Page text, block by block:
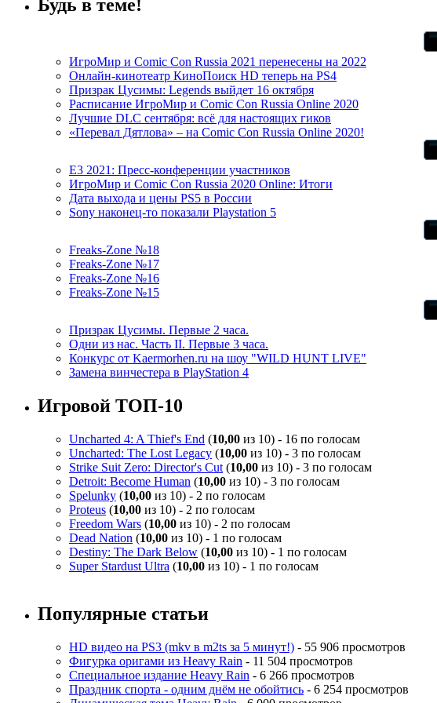
Будь в теме!
ИгроМир и Comic Con Russia 2021 перенесены на 2022
Онлайн-кинотеатр КиноПоиск HD теперь на PS4
Призрак Цусимы: Legends выйдет 16 октября
Расписание ИгроМир и Comic Con Russia Online 2020
Лучшие DLC сентября: всё для настоящих гиков
«Перевал Дятлова» – на Comic Con Russia Online 2020!
E3 2021: Пресс-конференции участников
ИгроМир и Comic Con Russia 2020 Online: Итоги
Дата выхода и цены PS5 в России
Sony наконец-то показали Playstation 5
Freaks-Zone №18
Freaks-Zone №17
Freaks-Zone №16
Freaks-Zone №15
Призрак Цусимы. Первые 2 часа.
Одни из нас. Часть II. Первые 3 часа.
Конкурс от Kaermorhen.ru на шоу "WILD HUNT LIVE"
Замена винчестера в PlayStation 4
Игровой ТОП-10
Uncharted 4: A Thief's End (10,00 из 10) - 16 по голосам
Uncharted: The Lost Legacy (10,00 из 10) - 3 по голосам
Strike Suit Zero: Director's Cut (10,00 из 10) - 3 по голосам
Detroit: Become Human (10,00 из 10) - 3 по голосам
Spelunky (10,00 из 10) - 2 по голосам
Proteus (10,00 из 10) - 2 по голосам
Freedom Wars (10,00 из 10) - 2 по голосам
Dead Nation (10,00 из 10) - 1 по голосам
Destiny: The Dark Below (10,00 из 10) - 1 по голосам
Super Stardust Ultra (10,00 из 10) - 1 по голосам
Популярные статьи
HD видео на PS3 (mkv в m2ts за 5 минут!) - 55 906 просмотров
Фигурка оригами из Heavy Rain - 11 504 просмотров
Специальное издание Heavy Rain - 6 266 просмотров
Праздник спорта - одним днём не обойтись - 6 254 просмотров